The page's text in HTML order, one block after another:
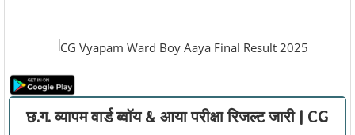
छ.ग. व्यापम वार्ड ब्वॉय & आया परीक्षा रिजल्ट जारी | CG